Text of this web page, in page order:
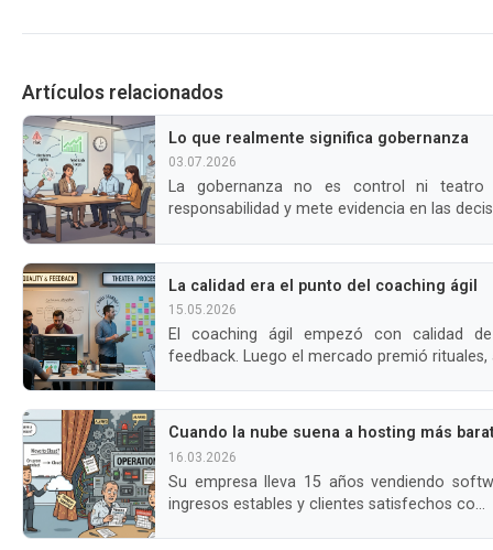
Artículos relacionados
Lo que realmente significa gobernanza
03.07.2026
La gobernanza no es control ni teatro de comités. Fija límites, asigna
responsabilidad y mete evidencia en las
La calidad era el punto del coaching ágil
15.05.2026
El coaching ágil empezó con calidad de software, excelencia técnica y
feedback. Luego el mercado premió rituales,
Cuando la nube suena a hosting más
16.03.2026
Su empresa lleva 15 años vendiendo software vertical. Tiene 50 empleados,
ingresos estables y clientes satisfechos co...